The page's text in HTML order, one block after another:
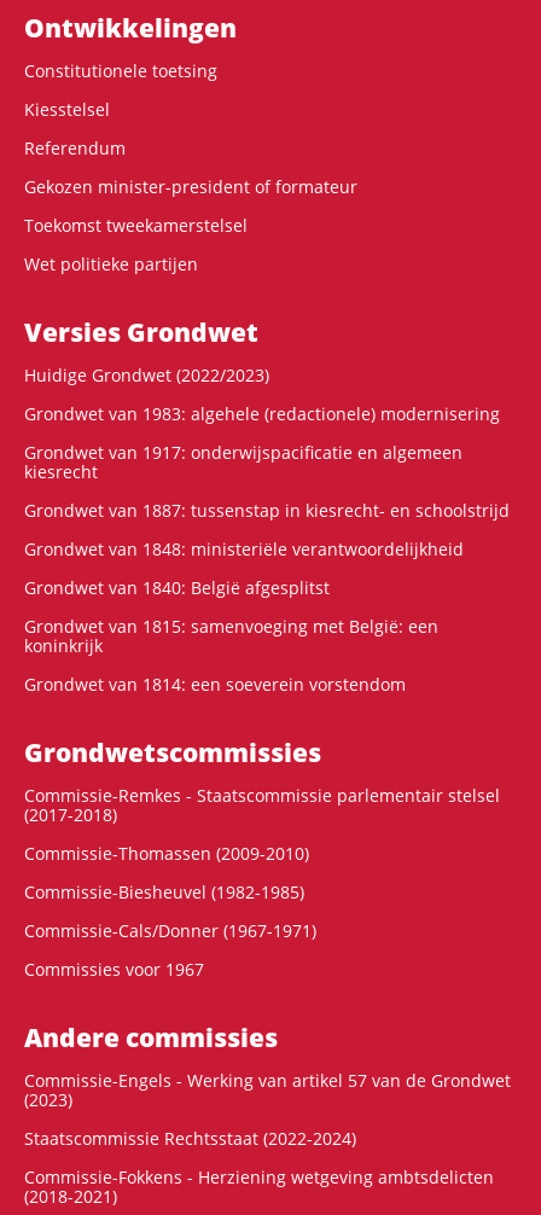
Ontwikke­lingen
Constitutionele toetsing
Kiesstelsel
Referendum
Gekozen minister-president of formateur
Toekomst tweekamerstelsel
Wet politieke partijen
Versies Grondwet
Huidige Grondwet (2022/2023)
Grondwet van 1983: algehele (redactionele) modernisering
Grondwet van 1917: onderwijspacificatie en algemeen
kiesrecht
Grondwet van 1887: tussenstap in kiesrecht- en schoolstrijd
Grondwet van 1848: ministeriële verantwoordelijkheid
Grondwet van 1840: België afgesplitst
Grondwet van 1815: samenvoeging met België: een
koninkrijk
Grondwet van 1814: een soeverein vorstendom
Grondwets­commissies
Commissie-Remkes - Staatscommissie parlementair stelsel
(2017-2018)
Commissie-Thomassen (2009-2010)
Commissie-Biesheuvel (1982-1985)
Commissie-Cals/Donner (1967-1971)
Commissies voor 1967
Andere commissies
Commissie-Engels - Werking van artikel 57 van de Grondwet
(2023)
Staatscommissie Rechtsstaat (2022-2024)
Commissie-Fokkens - Herziening wetgeving ambtsdelicten
(2018-2021)